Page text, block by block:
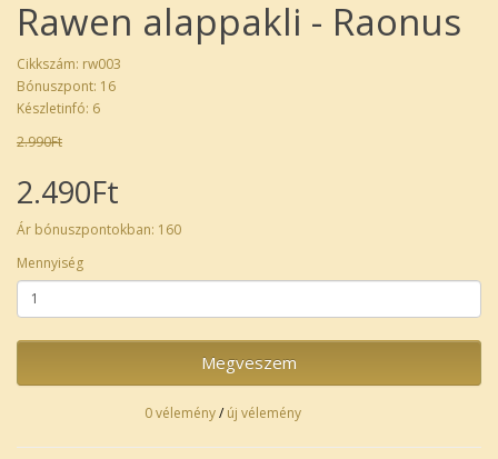
Rawen alappakli - Raonus
Cikkszám: rw003
Bónuszpont: 16
Készletinfó: 6
2.990Ft
2.490Ft
Ár bónuszpontokban: 160
Mennyiség
Megveszem
0 vélemény/új vélemény